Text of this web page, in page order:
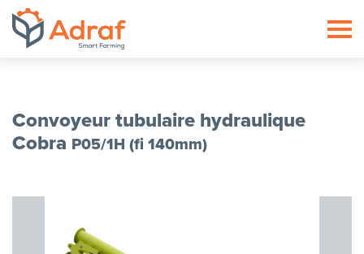
Convoyeur tubulaire hydraulique
Cobra P05/1H (fi 140mm)
ADRAF // Producent maszyn